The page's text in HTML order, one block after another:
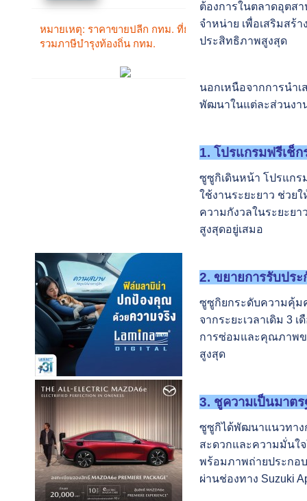
ต้องการในตลาดอุตส
จำหน่าย เพื่อเสริมสร้
ประสิทธิภาพสูงสุด
นอกเหนือจากการนำ
พัฒนาในแต่ละส่วนงา
1. โปรแกรมฟรีเช็
ซูซูกิเดินหน้า โปรแกร
ใช้งานระยะยาว ช่วย
ความกังวลในระยะย
สูงสุดอยู่เสมอ
2. ขยายการรับปร
ซูซูกิยกระดับความคุ้ม
จากระยะเวลาเดิม 3
การซ่อมและคุณภาพข
สูงสุด
3. ชูความเป็นมาต
ซูซูกิได้พัฒนาแนวทาง
สะดวกและความมั่นใ
พร้อมภาพถ่ายประกอ
ผ่านช่องทาง Suzuki